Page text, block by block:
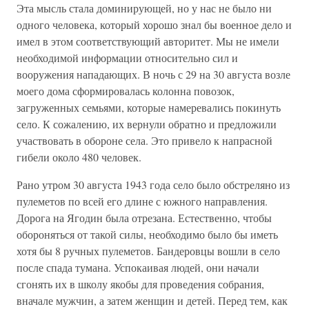
Эта мысль стала доминирующей, но у нас не было ни
одного человека, который хорошо знал бы военное дело и
имел в этом соответствующий авторитет. Мы не имели
необходимой информации относительно сил и
вооружения нападающих. В ночь с 29 на 30 августа возле
моего дома сформировалась колонна повозок,
загруженных семьями, которые намеревались покинуть
село. К сожалению, их вернули обратно и предложили
участвовать в обороне села. Это привело к напрасной
гибели около 480 человек.
Рано утром 30 августа 1943 года село было обстреляно из
пулеметов по всей его длине с южного направления.
Дорога на Ягодин была отрезана. Естественно, чтобы
обороняться от такой силы, необходимо было бы иметь
хотя бы 8 ручных пулеметов. Бандеровцы вошли в село
после спада тумана. Успокаивая людей, они начали
сгонять их в школу якобы для проведения собрания,
вначале мужчин, а затем женщин и детей. Перед тем, как